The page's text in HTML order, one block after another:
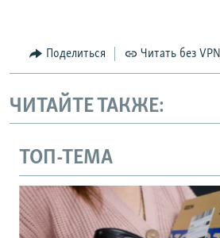
Поделиться Читать без VPN
ЧИТАЙТЕ ТАКЖЕ:
ТОП-ТЕМА